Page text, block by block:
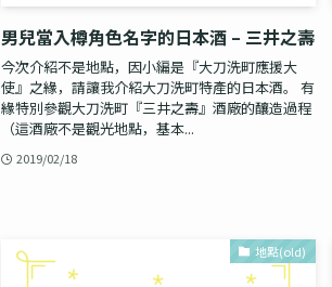
男兒當入樽角色名字的日本酒 – 三井之壽
今次介紹不是地點，因小編是『大刀洗町應援大
使』之緣，請讓我介紹大刀洗町特產的日本酒。 有
緣特別參觀大刀洗町『三井之壽』酒廠的釀造過程
（這酒廠不是觀光地點，基本...
2019/02/18
地點(old)